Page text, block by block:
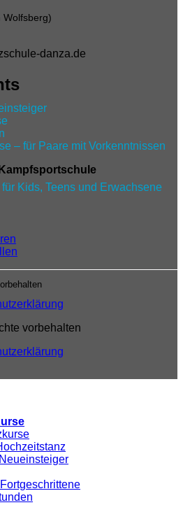
Wolfsberg)
danza.de
– für Paare mit Vorkenntnissen
Kids, Teens und Erwachsene
vorbehalten